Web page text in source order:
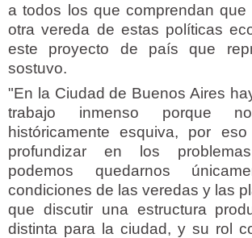
a todos los que comprendan que
otra vereda de estas políticas
este proyecto de país que
sostuvo.
"En la Ciudad de Buenos Aires
trabajo inmenso porque
históricamente esquiva, por
profundizar en los
podemos quedarnos
condiciones de las veredas y las
que discutir una estructura
distinta para la ciudad, y su rol